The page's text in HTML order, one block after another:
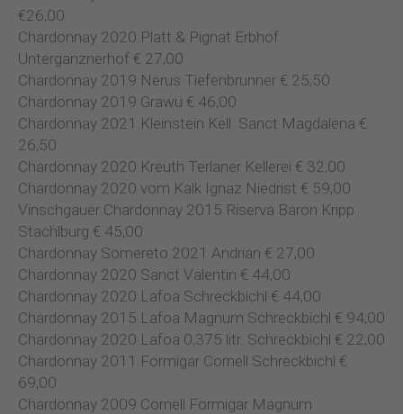
€26,00
Chardonnay 2020 Platt & Pignat Erbhof
Unterganznerhof € 27,00
Chardonnay 2019 Nerus Tiefenbrunner € 25,50
Chardonnay 2019 Grawü € 46,00
Chardonnay 2021 Kleinstein Kell. Sanct Magdalena €
26,50
Chardonnay 2020 Kreuth Terlaner Kellerei € 32,00
Chardonnay 2020 vom Kalk Ignaz Niedrist € 59,00
Vinschgauer Chardonnay 2015 Riserva Baron Kripp
Stachlburg € 45,00
Chardonnay Somereto 2021 Andrian € 27,00
Chardonnay 2020 Sanct Valentin € 44,00
Chardonnay 2020 Lafoa Schreckbichl € 44,00
Chardonnay 2015 Lafoa Magnum Schreckbichl € 94,00
Chardonnay 2020 Lafoa 0,375 litr. Schreckbichl € 22,00
Chardonnay 2011 Formigar Cornell Schreckbichl €
69,00
Chardonnay 2009 Cornell Formigar Magnum